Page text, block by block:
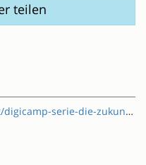
teilen
zukunft-der-demokratie-barcamp/